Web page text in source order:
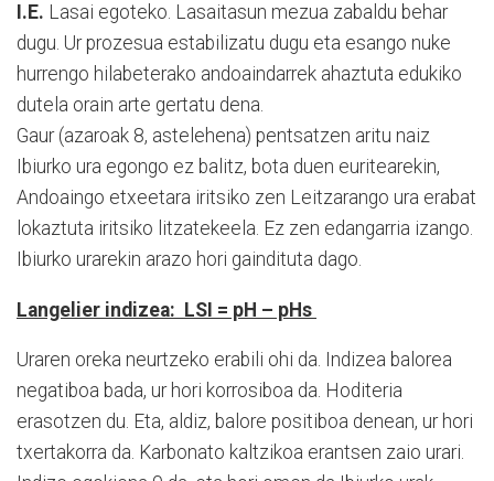
I.E. Lasai egoteko. Lasaitasun mezua zabaldu behar
dugu. Ur prozesua estabilizatu dugu eta esango nuke
hurrengo hilabeterako andoaindarrek ahaztuta edukiko
dutela orain arte gertatu dena.
Gaur (azaroak 8, astelehena) pentsatzen aritu naiz
Ibiurko ura egongo ez balitz, bota duen euritearekin,
Andoaingo etxeetara iritsiko zen Leitzarango ura erabat
lokaztuta iritsiko litzatekeela. Ez zen edangarria izango.
Ibiurko urarekin arazo hori gaindituta dago.
Langelier indizea: LSI = pH – pHs
Uraren oreka neurtzeko erabili ohi da. Indizea balorea
negatiboa bada, ur hori korrosiboa da. Hoditeria
erasotzen du. Eta, aldiz, balore positiboa denean, ur hori
txertakorra da. Karbonato kaltzikoa erantsen zaio urari.